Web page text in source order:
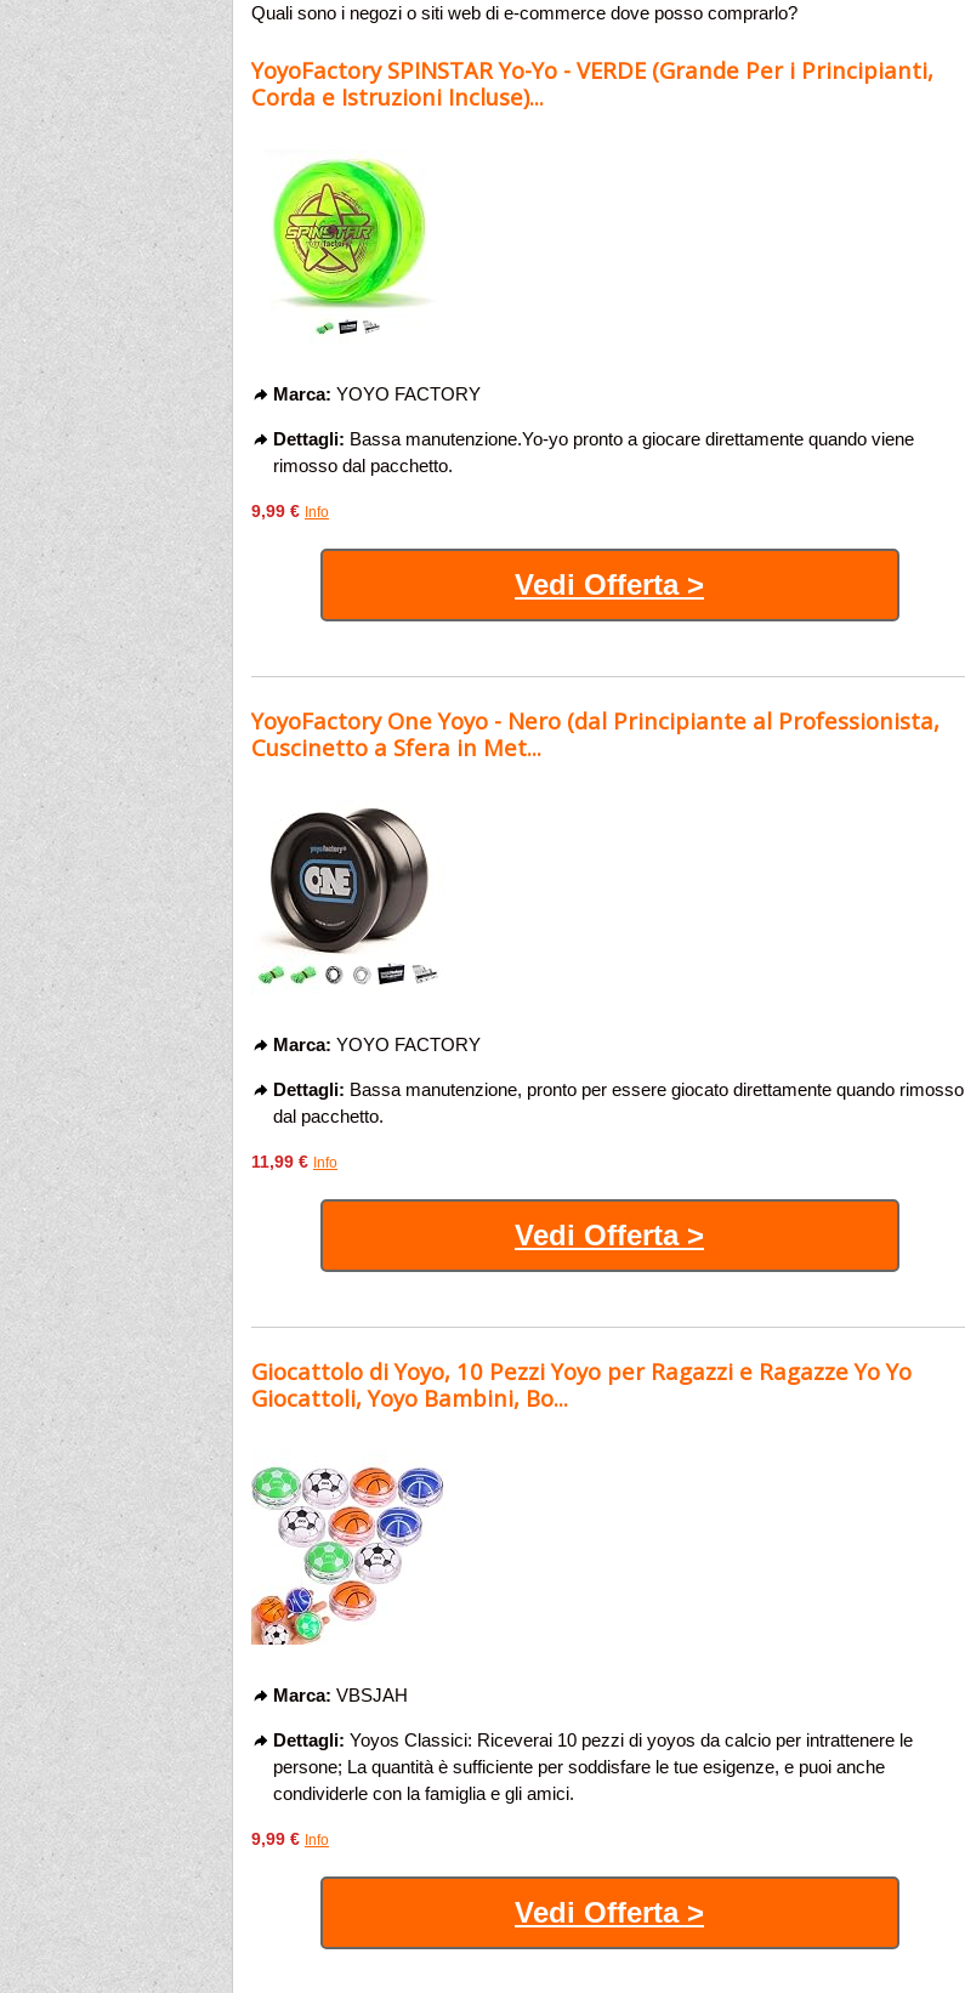
Quali sono i negozi o siti web di e-commerce dove posso comprarlo?
YoyoFactory SPINSTAR Yo-Yo - VERDE (Grande Per i Principianti,
Corda e Istruzioni Incluse)...
Marca: YOYO FACTORY
Dettagli: Bassa manutenzione.Yo-yo pronto a giocare direttamente quando viene
rimosso dal pacchetto.
9,99 € Info
Vedi Offerta >
YoyoFactory One Yoyo - Nero (dal Principiante al Professionista,
Cuscinetto a Sfera in Met...
Marca: YOYO FACTORY
Dettagli: Bassa manutenzione, pronto per essere giocato direttamente quando rimosso
dal pacchetto.
11,99 € Info
Vedi Offerta >
Giocattolo di Yoyo, 10 Pezzi Yoyo per Ragazzi e Ragazze Yo Yo
Giocattoli, Yoyo Bambini, Bo...
Marca: VBSJAH
Dettagli: Yoyos Classici: Riceverai 10 pezzi di yoyos da calcio per intrattenere le
persone; La quantità è sufficiente per soddisfare le tue esigenze, e puoi anche
condividerle con la famiglia e gli amici.
9,99 € Info
Vedi Offerta >